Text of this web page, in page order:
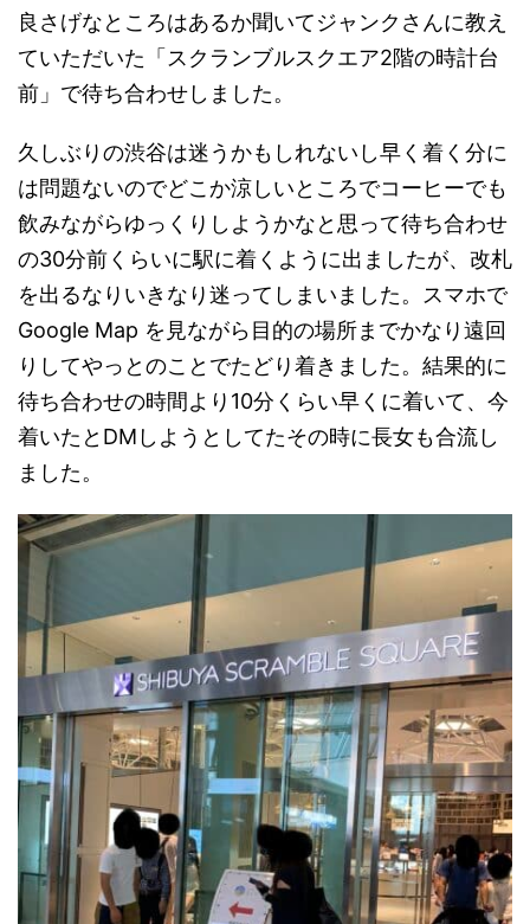
良さげなところはあるか聞いてジャンクさんに教え
ていただいた「スクランブルスクエア2階の時計台
前」で待ち合わせしました。
久しぶりの渋谷は迷うかもしれないし早く着く分に
は問題ないのでどこか涼しいところでコーヒーでも
飲みながらゆっくりしようかなと思って待ち合わせ
の30分前くらいに駅に着くように出ましたが、改札
を出るなりいきなり迷ってしまいました。スマホで
Google Map を見ながら目的の場所までかなり遠回
りしてやっとのことでたどり着きました。結果的に
待ち合わせの時間より10分くらい早くに着いて、今
着いたとDMしようとしてたその時に長女も合流し
ました。